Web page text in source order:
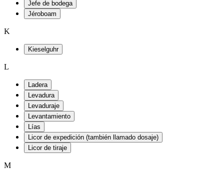
Jefe de bodega
Jéroboam
K
Kieselguhr
L
Ladera
Levadura
Levaduraje
Levantamiento
Lías
Licor de expedición (también llamado dosaje)
Licor de tiraje
M